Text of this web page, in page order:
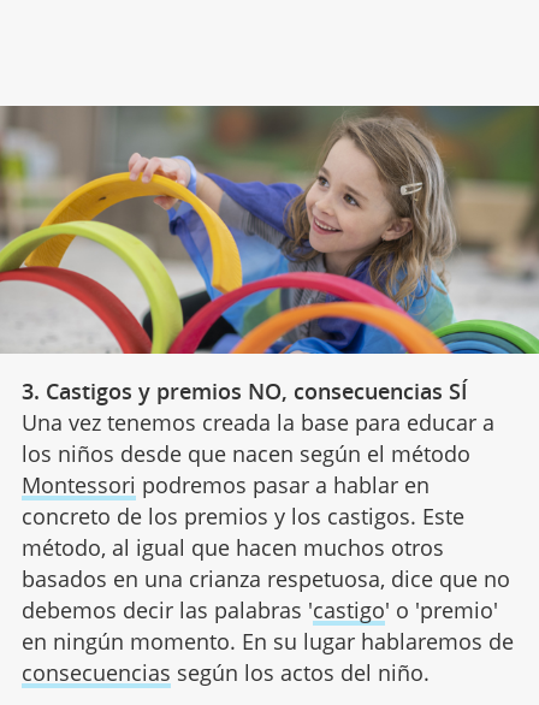
3. Castigos y premios NO, consecuencias SÍ
Una vez tenemos creada la base para educar a
los niños desde que nacen según el método
Montessori podremos pasar a hablar en
concreto de los premios y los castigos. Este
método, al igual que hacen muchos otros
basados en una crianza respetuosa, dice que no
debemos decir las palabras 'castigo' o 'premio'
en ningún momento. En su lugar hablaremos de
consecuencias según los actos del niño.